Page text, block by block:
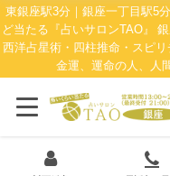
東銀座駅3分｜銀座一丁目駅5
ど当たる『占いサロンTAO』
西洋占星術・四柱推命・スピ
金運、運命の人、人